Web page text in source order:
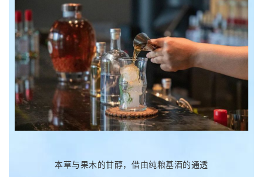
本草与果木的甘醇，借由纯粮基酒的通透